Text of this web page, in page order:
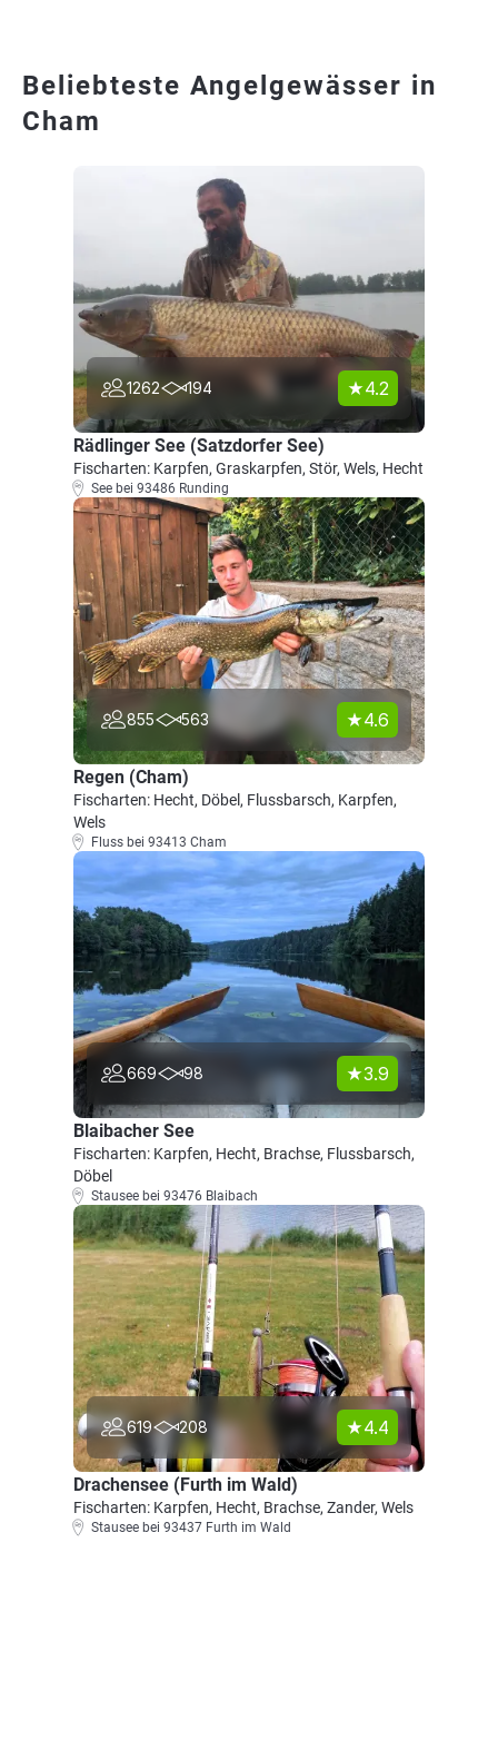
Beliebteste Angelgewässer in
Cham
1262 194 4.2
Rädlinger See (Satzdorfer See)
Fischarten: Karpfen, Graskarpfen, Stör, Wels, Hecht
See bei 93486 Runding
855 563 4.6
Regen (Cham)
Fischarten: Hecht, Döbel, Flussbarsch, Karpfen,
Wels
Fluss bei 93413 Cham
669 98 3.9
Blaibacher See
Fischarten: Karpfen, Hecht, Brachse, Flussbarsch,
Döbel
Stausee bei 93476 Blaibach
619 208 4.4
Drachensee (Furth im Wald)
Fischarten: Karpfen, Hecht, Brachse, Zander, Wels
Stausee bei 93437 Furth im Wald